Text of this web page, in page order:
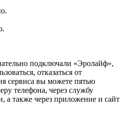
подключали «Эролайф»,
отказаться от
сервиса вы можете пятью
телефона, через службу
а также через приложение и сайт